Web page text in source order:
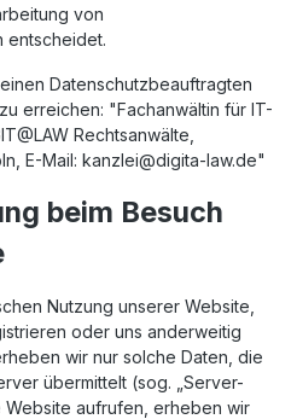
von
entscheidet.
Datenschutzbeauftragten
erreichen: "Fachanwältin für IT-
Rechtsanwälte,
E-Mail: kanzlei@digita-law.de"
beim Besuch
Nutzung unserer Website,
oder uns anderweitig
wir nur solche Daten, die
übermittelt (sog. „Server-
Website aufrufen, erheben wir